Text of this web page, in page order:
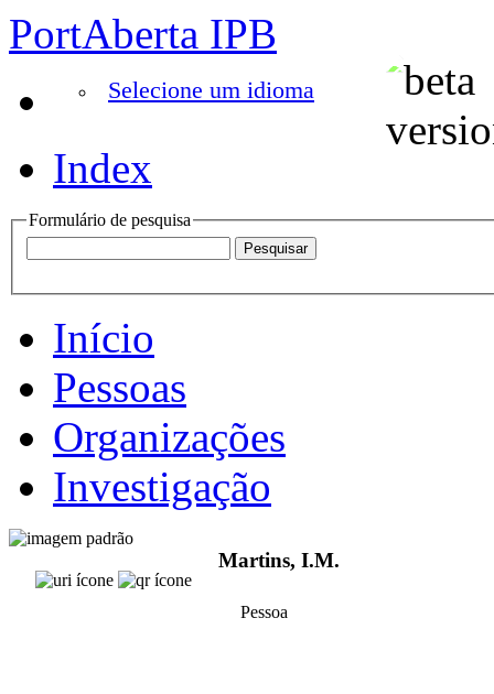
PortAberta IPB
Selecione um idioma
Index
Formulário de pesquisa
Início
Pessoas
Organizações
Investigação
Martins, I.M.
Pessoa